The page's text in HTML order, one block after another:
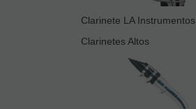
Clarinete LA Instrumentos
Clarinetes Altos